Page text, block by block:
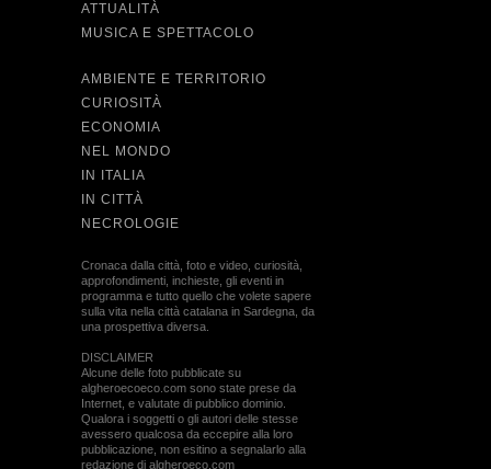
ATTUALITÀ
MUSICA E SPETTACOLO
AMBIENTE E TERRITORIO
CURIOSITÀ
ECONOMIA
NEL MONDO
IN ITALIA
IN CITTÀ
NECROLOGIE
Cronaca dalla città, foto e video, curiosità,
approfondimenti, inchieste, gli eventi in
programma e tutto quello che volete sapere
sulla vita nella città catalana in Sardegna, da
una prospettiva diversa.
DISCLAIMER
Alcune delle foto pubblicate su
algheroecoeco.com sono state prese da
Internet, e valutate di pubblico dominio.
Qualora i soggetti o gli autori delle stesse
avessero qualcosa da eccepire alla loro
pubblicazione, non esitino a segnalarlo alla
redazione di algheroeco.com